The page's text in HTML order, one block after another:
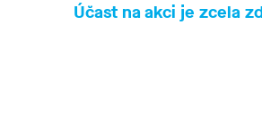
Účast na akci je zcela